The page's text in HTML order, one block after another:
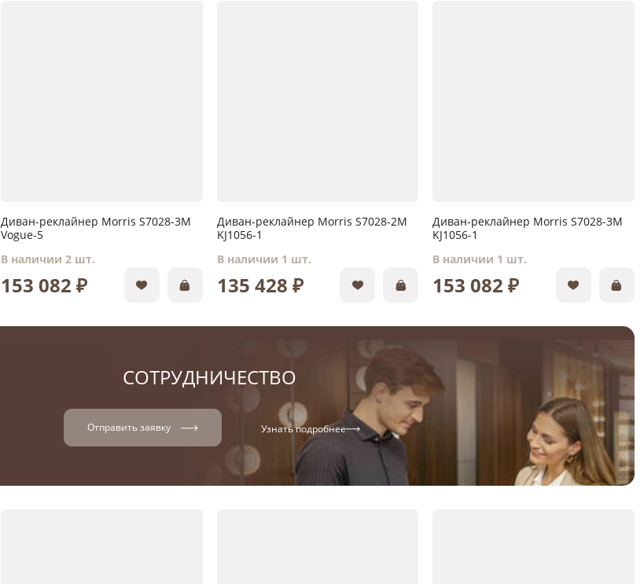
Диван-реклайнер Morris S7028-3M
Vogue-5
В наличии 2 шт.
153 082 ₽
Диван-реклайнер Morris S7028-2M
KJ1056-1
В наличии 1 шт.
135 428 ₽
Диван-реклайнер Morris S7028-3M
KJ1056-1
В наличии 1 шт.
153 082 ₽
СОТРУДНИЧЕСТВО
Отправить заявку Узнать подробнее